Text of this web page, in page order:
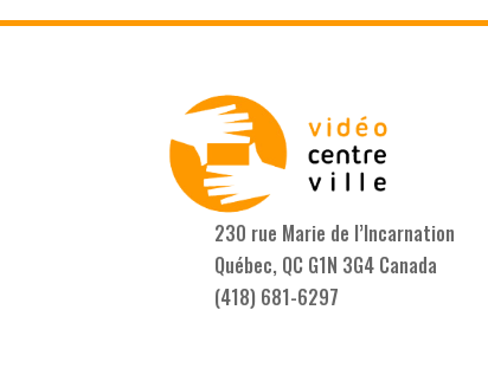
230 rue Marie de l’Incarnation
Québec, QC G1N 3G4 Canada
(418) 681-6297